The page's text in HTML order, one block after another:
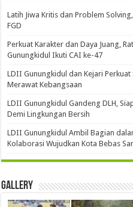
Latih Jiwa Kritis dan Problem
FGD
Perkuat Karakter dan Daya Juang,
Gunungkidul Ikuti CAI ke-47
LDII Gunungkidul dan Kejari Perkuat
Merawat Kebangsaan
LDII Gunungkidul Gandeng DLH,
Demi Lingkungan Bersih
LDII Gunungkidul Ambil Bagian
Kolaborasi Wujudkan Kota Bebas
Gallery